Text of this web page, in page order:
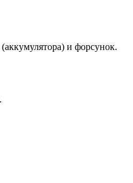
и форсунок.